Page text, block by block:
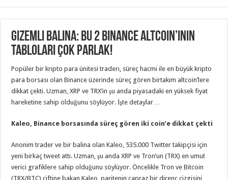
Gizemli Balina: Bu 2 Binance Altcoin’inin
Tabloları Çok Parlak!
Popüler bir kripto para ünitesi traderı, süreç hacmi ile en büyük kripto
para borsası olan Binance üzerinde süreç gören birtakım altcoin’lere
dikkat çekti. Uzman, XRP ve TRX’in şu anda piyasadaki en yüksek fiyat
hareketine sahip olduğunu söylüyor. İşte detaylar…
Kaleo, Binance borsasında süreç gören iki coin’e dikkat çekti
Anonim trader ve bir balina olan Kaleo, 535.000 Twitter takipçisi için
yeni birkaç tweet attı. Uzman, şu anda XRP ve Tron’un (TRX) en umut
verici grafiklere sahip olduğunu söylüyor. Öncelikle Tron ve Bitcoin
(TRX/BTC) çiftine bakan Kaleo, paritenin çapraz bir direnç çizgisini